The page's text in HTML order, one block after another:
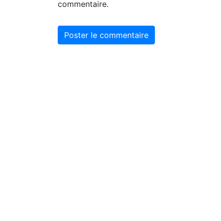
commentaire.